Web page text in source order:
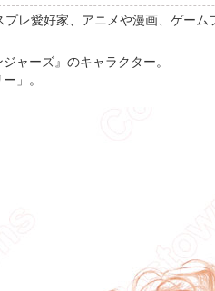
プレ愛好家、アニメや漫画、ゲーム
ャーズ』のキャラクター。
」。